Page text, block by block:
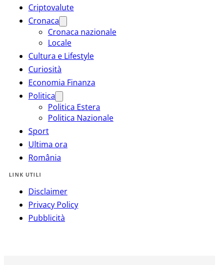
Criptovalute
Cronaca
Cronaca nazionale
Locale
Cultura e Lifestyle
Curiosità
Economia Finanza
Politica
Politica Estera
Politica Nazionale
Sport
Ultima ora
România
LINK UTILI
Disclaimer
Privacy Policy
Pubblicità